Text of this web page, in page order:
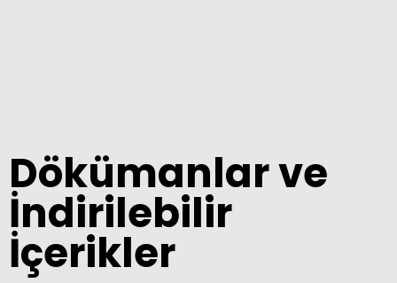
Dökümanlar ve
İndirilebilir
İçerikler